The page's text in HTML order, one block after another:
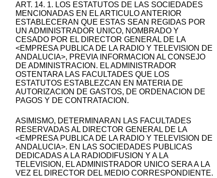
ART. 14. 1. LOS ESTATUTOS DE LAS SOCIEDADES
MENCIONADAS EN EL ARTICULO ANTERIOR
ESTABLECERAN QUE ESTAS SEAN REGIDAS POR
UN ADMINISTRADOR UNICO, NOMBRADO Y
CESADO POR EL DIRECTOR GENERAL DE LA
<EMPRESA PUBLICA DE LA RADIO Y TELEVISION DE
ANDALUCIA>, PREVIA INFORMACION AL CONSEJO
DE ADMINISTRACION. EL ADMINISTRADOR
OSTENTARA LAS FACULTADES QUE LOS
ESTATUTOS ESTABLEZCAN EN MATERIA DE
AUTORIZACION DE GASTOS, DE ORDENACION DE
PAGOS Y DE CONTRATACION.
ASIMISMO, DETERMINARAN LAS FACULTADES
RESERVADAS AL DIRECTOR GENERAL DE LA
<EMPRESA PUBLICA DE LA RADIO Y TELEVISION DE
ANDALUCIA>. EN LAS SOCIEDADES PUBLICAS
DEDICADAS A LA RADIODIFUSION Y A LA
TELEVISION, EL ADMINISTRADOR UNICO SERA A LA
VEZ EL DIRECTOR DEL MEDIO CORRESPONDIENTE.